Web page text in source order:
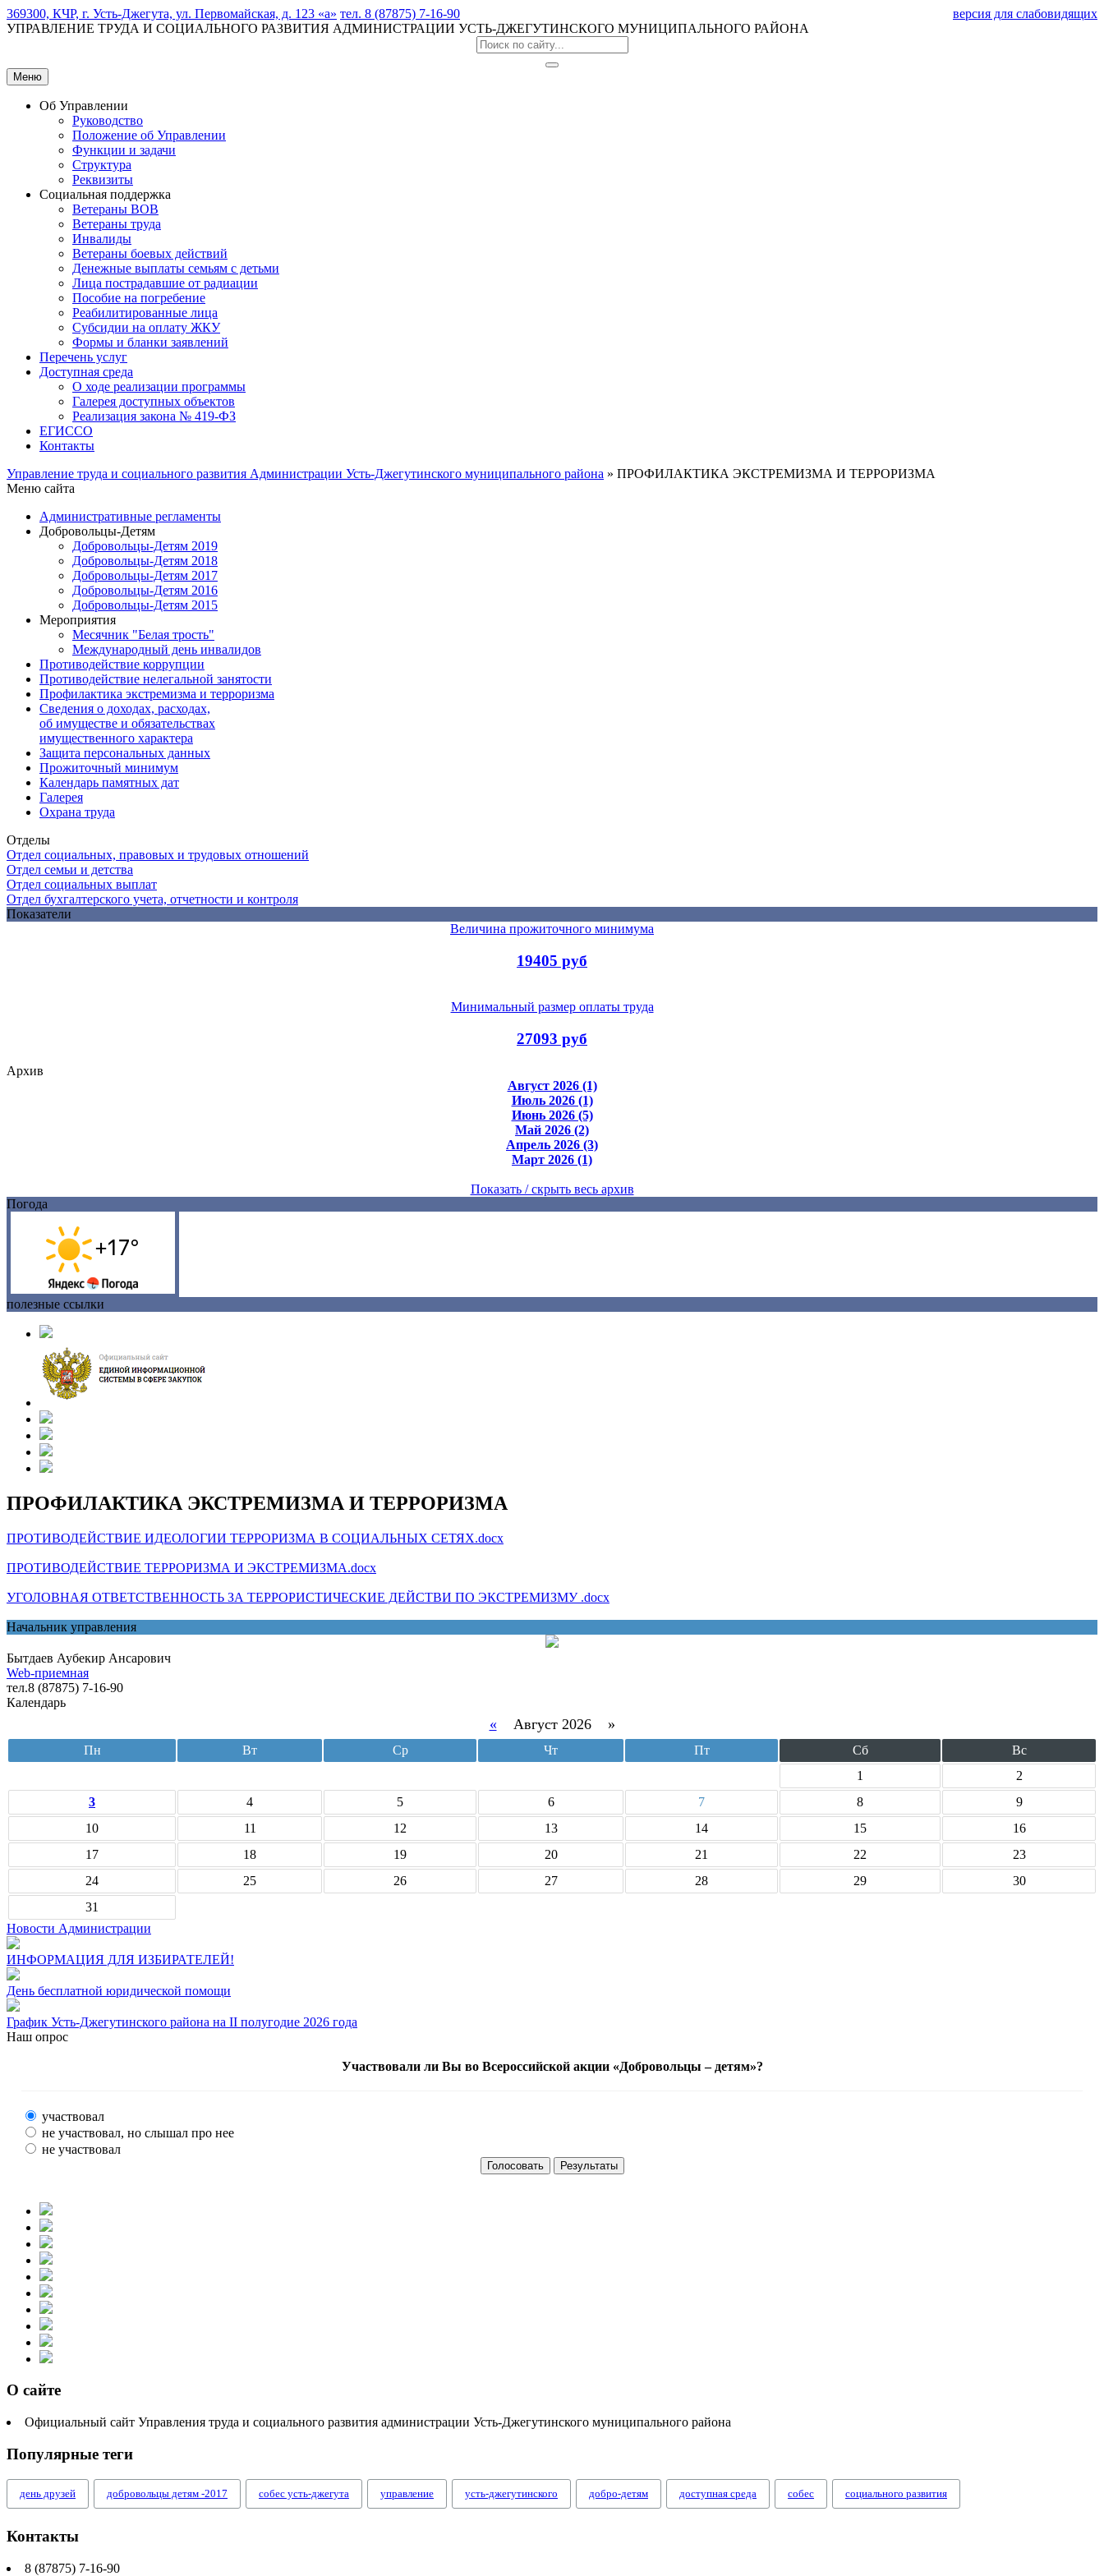
369300, КЧР, г. Усть-Джегута, ул. Первомайская, д. 123 «а» тел. 8 (87875) 7-16-90
версия для слабовидящих
УПРАВЛЕНИЕ ТРУДА И СОЦИАЛЬНОГО РАЗВИТИЯ АДМИНИСТРАЦИИ УСТЬ-ДЖЕГУТИНСКОГО МУНИЦИПАЛЬНОГО РАЙОНА
Меню
Об Управлении
Руководство
Положение об Управлении
Функции и задачи
Структура
Реквизиты
Социальная поддержка
Ветераны ВОВ
Ветераны труда
Инвалиды
Ветераны боевых действий
Денежные выплаты семьям с детьми
Лица пострадавшие от радиации
Пособие на погребение
Реабилитированные лица
Субсидии на оплату ЖКУ
Формы и бланки заявлений
Перечень услуг
Доступная среда
О ходе реализации программы
Галерея доступных объектов
Реализация закона № 419-ФЗ
ЕГИСCО
Контакты
Управление труда и социального развития Администрации Усть-Джегутинского муниципального района » ПРОФИЛАКТИКА ЭКСТРЕМИЗМА И ТЕРРОРИЗМА
Меню сайта
Административные регламенты
Добровольцы-Детям
Добровольцы-Детям 2019
Добровольцы-Детям 2018
Добровольцы-Детям 2017
Добровольцы-Детям 2016
Добровольцы-Детям 2015
Мероприятия
Месячник "Белая трость"
Международный день инвалидов
Противодействие коррупции
Противодействие нелегальной занятости
Профилактика экстремизма и терроризма
Сведения о доходах, расходах,
об имуществе и обязательствах
имущественного характера
Защита персональных данных
Прожиточный минимум
Календарь памятных дат
Галерея
Охрана труда
Отделы
Отдел социальных, правовых и трудовых отношений
Отдел семьи и детства
Отдел социальных выплат
Отдел бухгалтерского учета, отчетности и контроля
Показатели
Величина прожиточного минимума
19405 руб
Минимальный размер оплаты труда
27093 руб
Архив
Август 2026 (1)
Июль 2026 (1)
Июнь 2026 (5)
Май 2026 (2)
Апрель 2026 (3)
Март 2026 (1)
Показать / скрыть весь архив
Погода
полезные ссылки
ПРОФИЛАКТИКА ЭКСТРЕМИЗМА И ТЕРРОРИЗМА
ПРОТИВОДЕЙСТВИЕ ИДЕОЛОГИИ ТЕРРОРИЗМА В СОЦИАЛЬНЫХ СЕТЯХ.docx
ПРОТИВОДЕЙСТВИЕ ТЕРРОРИЗМА И ЭКСТРЕМИЗМА.docx
УГОЛОВНАЯ ОТВЕТСТВЕННОСТЬ ЗА ТЕРРОРИСТИЧЕСКИЕ ДЕЙСТВИ ПО ЭКСТРЕМИЗМУ .docx
Начальник управления
Бытдаев Аубекир Ансарович
Web-приемная
тел.8 (87875) 7-16-90
Календарь
« Август 2026 »
Пн Вт Ср Чт Пт Сб
Вс
1
2
3
4 5 6 7 8
9
10
11 12 13 14 15
16
17
18 19 20 21 22
23
24
25 26 27 28 29
30
31
Новости Администрации
ИНФОРМАЦИЯ ДЛЯ ИЗБИРАТЕЛЕЙ!
День бесплатной юридической помощи
График Усть-Джегутинского района на II полугодие 2026 года
Наш опрос
Участвовали ли Вы во Всероссийской акции «Добровольцы – детям»?
участвовал
не участвовал, но слышал про нее
не участвовал
О сайте
Официальный сайт Управления труда и социального развития администрации Усть-Джегутинского муниципального района
Популярные теги
день друзей добровольцы детям -2017 собес усть-джегута управление усть-джегутинского добро-детям доступная среда собес социального развития
Контакты
8 (87875) 7-16-90